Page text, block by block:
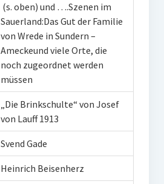
(s. oben) und ….Szenen im
Sauerland:Das Gut der Familie
von Wrede in Sundern –
Ameckeund viele Orte, die
noch zugeordnet werden
müssen
„Die Brinkschulte“ von Josef
von Lauff 1913
Svend Gade
Heinrich Beisenherz